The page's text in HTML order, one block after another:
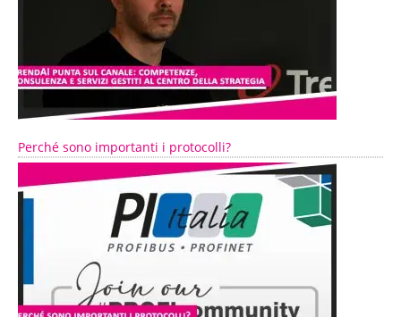
Perché sono importanti i protocolli?